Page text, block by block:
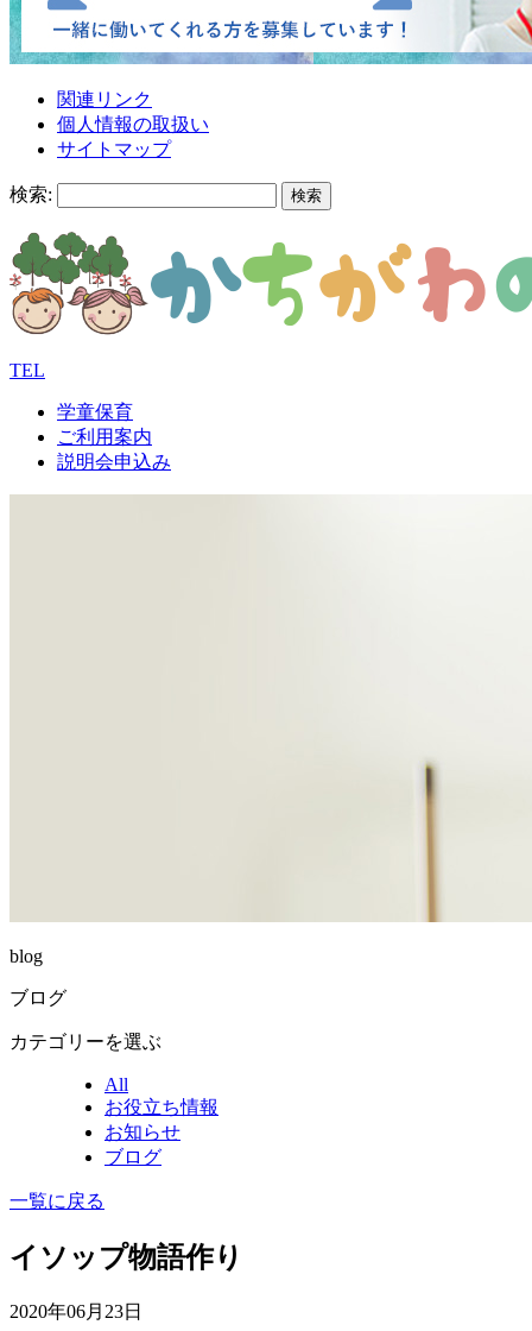
関連リンク
個人情報の取扱い
サイトマップ
検索:
TEL
学童保育
ご利用案内
説明会申込み
blog
ブログ
カテゴリーを選ぶ
All
お役立ち情報
お知らせ
ブログ
一覧に戻る
イソップ物語作り
2020年06月23日